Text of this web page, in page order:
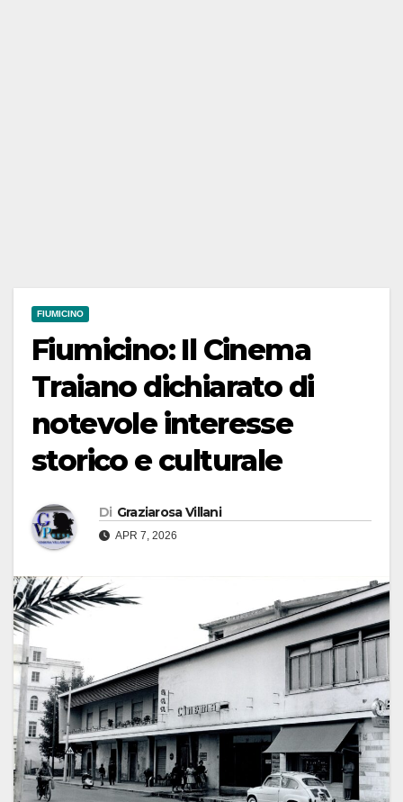
FIUMICINO
Fiumicino: Il Cinema
Traiano dichiarato di
notevole interesse
storico e culturale
Di Graziarosa Villani
APR 7, 2026